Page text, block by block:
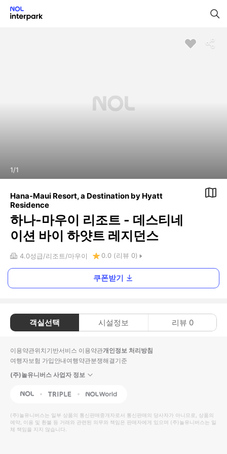
1/1
Hana-Maui Resort, a Destination by Hyatt
Residence
하나-마우이 리조트 - 데스티네
이션 바이 하얏트 레지던스
4.0성급 리조트 마우이 0.0 (리뷰 0)
쿠폰받기
객실선택 시설정보 리뷰 0
이용약관위치기반서비스 이용약관개인정보 처리방침
여행자보험 가입안내여행약관분쟁해결기준
(주)놀유니버스 사업자 정보
NOL Triple Interpark Global
(주)놀유니버스는 일부 상품의 통신판매중개자로서 통신판매의 당사자가 아니므로, 상품의
예약, 이용 및 환불 등 거래와 관련된 의무와 책임은 판매자에게 있으며 (주)놀유니버스는 일
체 책임을 지지 않습니다.